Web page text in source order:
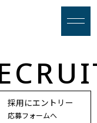
採用にエントリー
応募フォームへ